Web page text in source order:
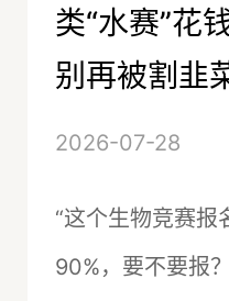
类“水赛”花
别再被割韭
2026-07-28
“这个生物竞赛
90%，要不要报